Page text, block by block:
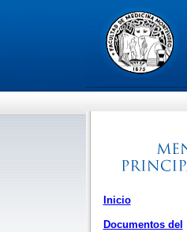
Inicio
Documentos del